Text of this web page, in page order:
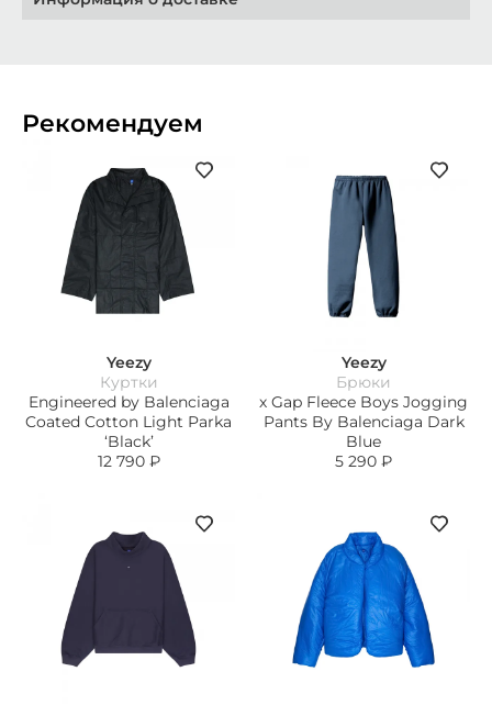
Рекомендуем
Yeezy
Куртки
Engineered by Balenciaga
Coated Cotton Light Parka
‘Black’
12 790 ₽
Yeezy
Брюки
х Gap Fleece Boys Jogging
Pants By Balenciaga Dark
Blue
5 290 ₽